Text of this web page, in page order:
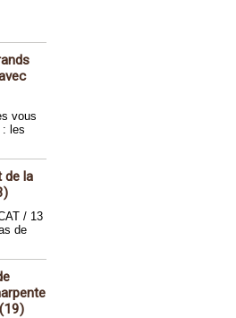
vous
: les
de la
/ 13
de